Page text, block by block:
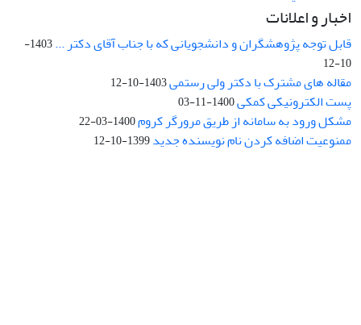
اخبار و اعلانات
قابل توجه پژوهشگران و دانشجویانی که با جناب آقای دکتر ...
1403-
10-12
مقاله های مشترک با دکتر ولی رستمی1403-10-12
پست الکترونیکی کمکی1400-11-03
مشکل ورود به سامانه از طریق مرورگر کروم1400-03-22
ممنوعیت اضافه کردن نام نویسنده جدید1399-10-12